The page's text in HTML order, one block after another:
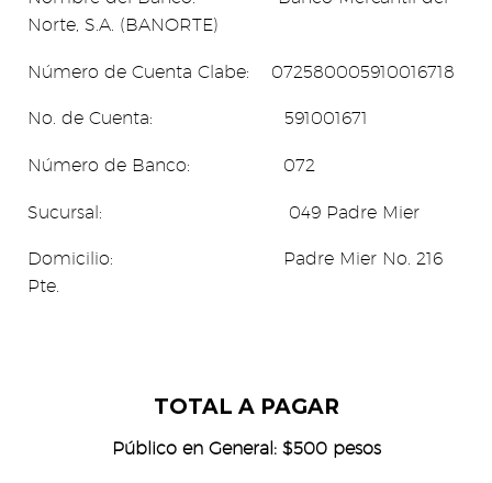
Norte, S.A. (BANORTE)
Número de Cuenta Clabe: 072580005910016718
No. de Cuenta: 591001671
Número de Banco: 072
Sucursal: 049 Padre Mier
Domicilio: Padre Mier No. 216
Pte.
TOTAL A PAGAR
Público en General: $500 pesos